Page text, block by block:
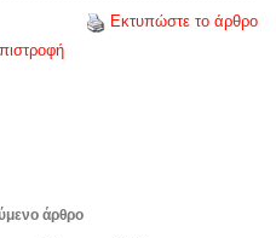
Εκτυπώστε το άρθρο
άρθρο